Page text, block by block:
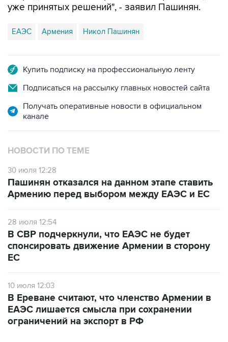
уже принятых решений", - заявил Пашинян.
ЕАЭС Армения Никол Пашинян
Купить подписку на профессиональную ленту
Подписаться на рассылку главных новостей сайта
Получать оперативные новости в официальном
канале
НОВОСТИ ПО ТЕМЕ
30 июля 12:28
Пашинян отказался на данном этапе ставить
Армению перед выбором между ЕАЭС и ЕС
28 июля 12:54
В СВР подчеркнули, что ЕАЭС не будет
спонсировать движение Армении в сторону
ЕС
10 июля 12:03
В Ереване считают, что членство Армении в
ЕАЭС лишается смысла при сохранении
ограничений на экспорт в РФ